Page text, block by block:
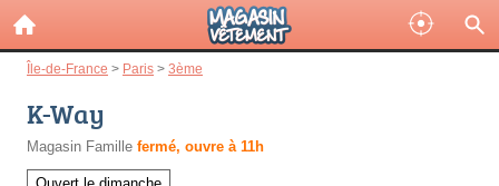
Île-de-France > Paris > 3ème
K-Way
Magasin Famille fermé, ouvre à 11h